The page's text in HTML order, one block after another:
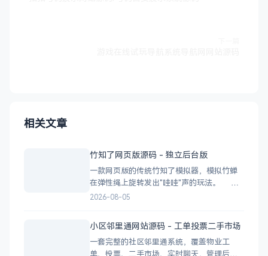
相关文章
竹知了网页版源码 - 独立后台版
一款网页版的传统竹知了模拟器，模拟竹蝉
在弹性绳上旋转发出"哇哇"声的玩法。 核
心功能 网页版运行，无需下载 独立后台管
2026-08-05
小区邻里通网站源码 - 工单投票二手市场
一套完整的社区邻里通系统，覆盖物业工
单、投票、二手市场、实时聊天，管理后台